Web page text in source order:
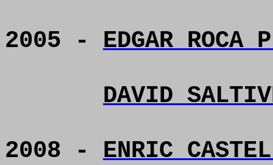
2005 - EDGAR ROCA
DAVID
2008 - ENRIC